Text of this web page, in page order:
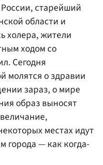
России, старейший
области и
холера, жители
ходом со
Сегодня
молятся о здравии
зараз, о мире
образ выносят
местах идут
города — как когда-